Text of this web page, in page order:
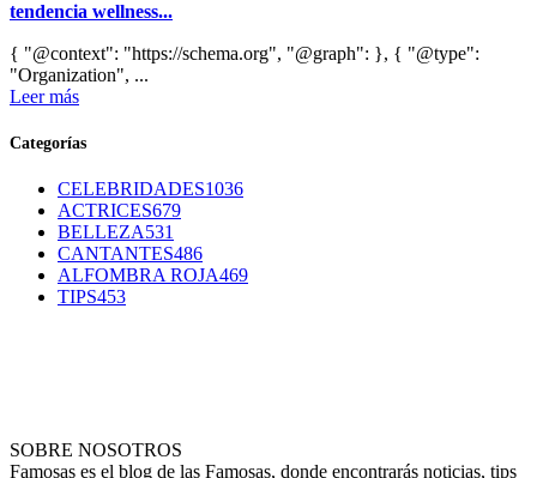
tendencia wellness...
{ "@context": "https://schema.org", "@graph": }, { "@type":
"Organization", ...
Leer más
Categorías
CELEBRIDADES1036
ACTRICES679
BELLEZA531
CANTANTES486
ALFOMBRA ROJA469
TIPS453
SOBRE NOSOTROS
Famosas es el blog de las Famosas, donde encontrarás noticias, tips